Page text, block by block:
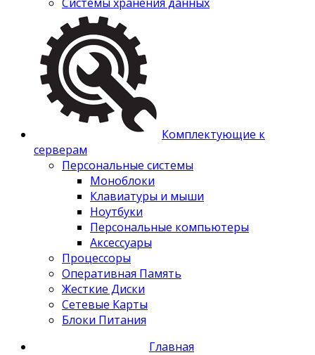
Комплектующие к
серверам
Персональные системы
Моноблоки
Клавиатуры и мыши
Ноутбуки
Персональные компьютеры
Аксессуары
Процессоры
Оперативная Память
Жесткие Диски
Сетевые Карты
Блоки Питания
Главная